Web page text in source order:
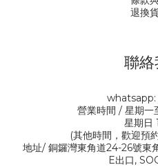
退換
聯
whatsapp:
營業時間 / 星期
星期日
(其他時間，歡迎預
地址/ 銅鑼灣東角道24-26號
E出口,